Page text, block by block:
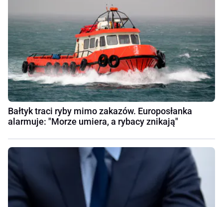
Bałtyk traci ryby mimo zakazów. Europosłanka
alarmuje: "Morze umiera, a rybacy znikają"